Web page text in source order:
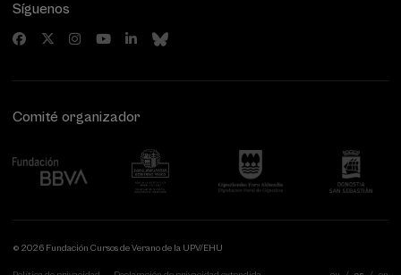
Síguenos
Comité organizador
© 2026 Fundación Cursos de Verano de la UPV/EHU